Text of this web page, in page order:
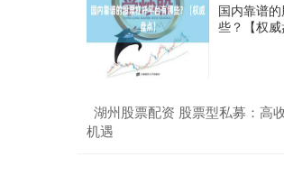
国内靠谱
些？【权威
湖州股票配资 股票型私募：高
机遇